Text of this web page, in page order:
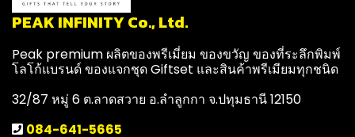
PEAK INFINITY Co., Ltd.
Peak premium ผลิตของพรีเมี่ยม ของขวัญ ของที่ระลึกพิมพ์
โลโก้แบรนด์ ของแจกชุด Giftset และสินค้าพรีเมียมทุกชนิด
32/87 หมู่ 6 ต.ลาดสวาย อ.ลำลูกกา จ.ปทุมธานี 12150
084-641-5665